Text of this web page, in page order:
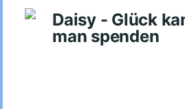
Daisy - Glück
man spenden